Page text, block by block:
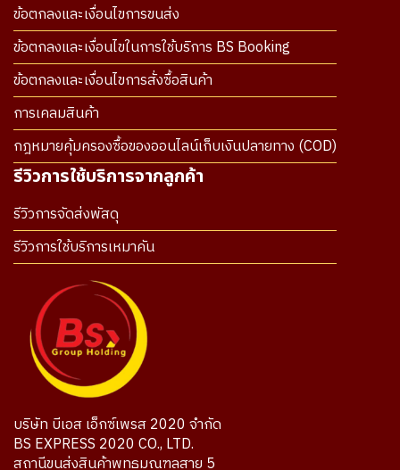
ข้อตกลงและเงื่อนไขการขนส่ง
ข้อตกลงและเงื่อนไขในการใช้บริการ BS Booking
ข้อตกลงและเงื่อนไขการสั่งซื้อสินค้า
การเคลมสินค้า
กฎหมายคุ้มครองซื้อของออนไลน์เก็บเงินปลายทาง (COD)
รีวิวการใช้บริการจากลูกค้า
รีวิวการจัดส่งพัสดุ
รีวิวการใช้บริการเหมาคัน
บริษัท บีเอส เอ็กซ์เพรส 2020 จำกัด
BS EXPRESS 2020 CO., LTD.
สถานีขนส่งสินค้าพุทธมณฑลสาย 5